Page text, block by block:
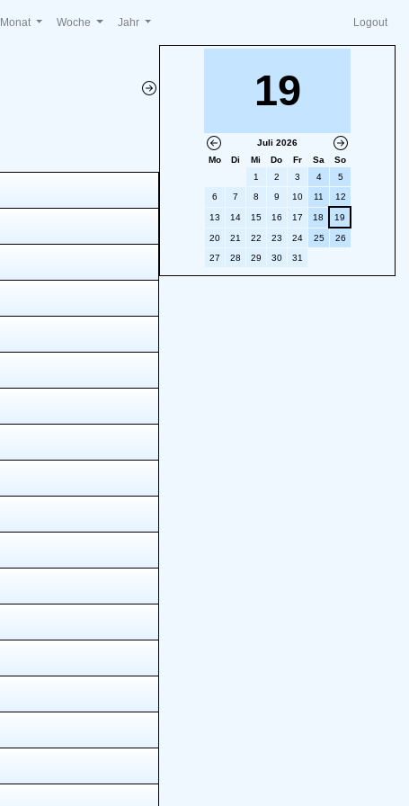
Monat Woche Jahr Logout
19
Juli 2026
Mo
Di Mi Do Fr Sa
So
1
2 3 4
5
6
7 8 9 10 11 12
13 14 15 16 17 18 19
20 21 22 23 24 25
26
27
28 29 30 31